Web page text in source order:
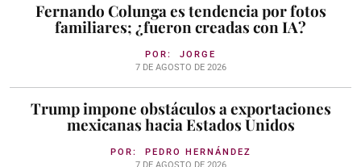
Fernando Colunga es tendencia por fotos
familiares; ¿fueron creadas con IA?
POR: JORGE
7 DE AGOSTO DE 2026
Trump impone obstáculos a exportaciones
mexicanas hacia Estados Unidos
POR: PEDRO HERNÁNDEZ